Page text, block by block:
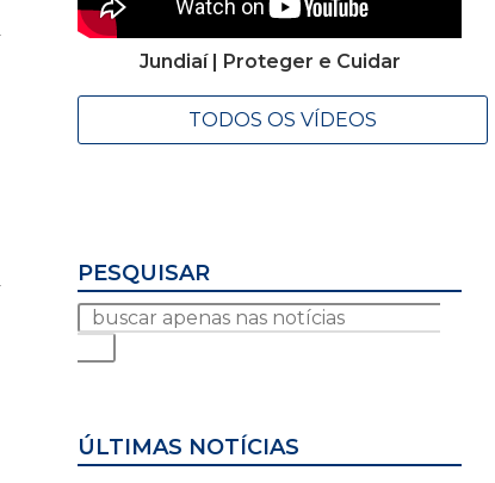
Jundiaí | Proteger e Cuidar
TODOS OS VÍDEOS
PESQUISAR
ÚLTIMAS NOTÍCIAS